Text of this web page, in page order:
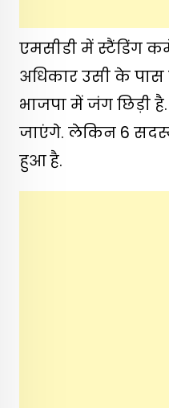
एमसीडी में स्टैंडिंग
अधिकार उसी के पास
भाजपा में जंग छिड़ी
जाएंगे. लेकिन 6
हुआ है.